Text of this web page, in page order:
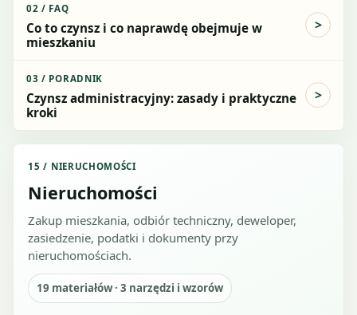
02 / FAQ
Co to czynsz i co naprawdę obejmuje w
mieszkaniu
03 / PORADNIK
Czynsz administracyjny: zasady i praktyczne
kroki
15 / NIERUCHOMOŚCI
Nieruchomości
Zakup mieszkania, odbiór techniczny, deweloper,
zasiedzenie, podatki i dokumenty przy
nieruchomościach.
19 materiałów ·3 narzędzi i wzorów